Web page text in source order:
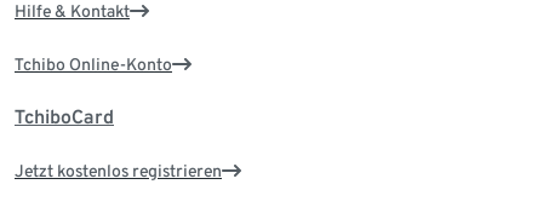
Hilfe & Kontakt
Tchibo Online-Konto
TchiboCard
Jetzt kostenlos registrieren